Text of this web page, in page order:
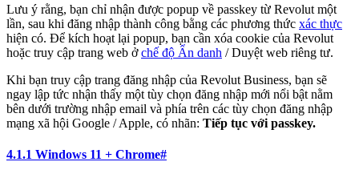
Lưu ý rằng, bạn chỉ nhận được popup về passkey từ Revolut một
lần, sau khi đăng nhập thành công bằng các phương thức xác thực
hiện có. Để kích hoạt lại popup, bạn cần xóa cookie của Revolut
hoặc truy cập trang web ởchế độ Ẩn danh / Duyệt web riêng tư.
Khi bạn truy cập trang đăng nhập của Revolut Business, bạn sẽ
ngay lập tức nhận thấy một tùy chọn đăng nhập mới nổi bật nằm
bên dưới trường nhập email và phía trên các tùy chọn đăng nhập
mạng xã hội Google / Apple, có nhãn: Tiếp tục với passkey.
4.1.1 Windows 11 + Chrome#